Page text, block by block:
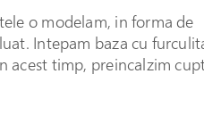
o modelam, in forma de
Intepam baza cu
acest timp, preincalzim